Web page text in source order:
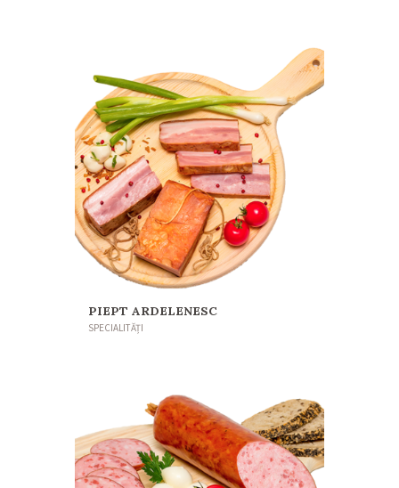
PIEPT ARDELENESC
SPECIALITĂȚI